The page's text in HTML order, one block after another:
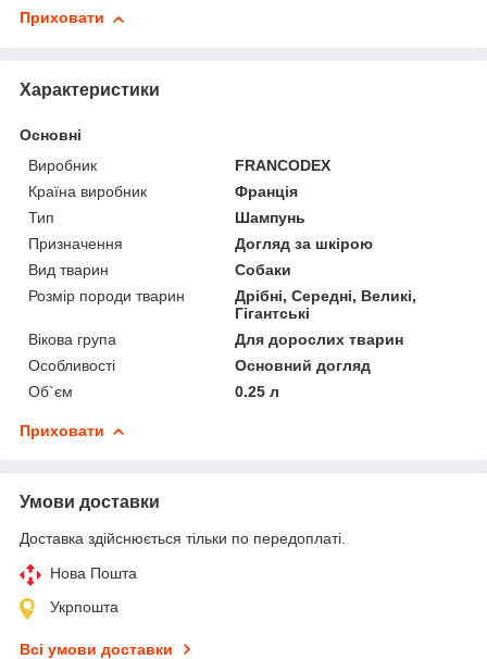
Приховати
Характеристики
Основні
Виробник
FRANCODEX
Країна виробник
Франція
Тип
Шампунь
Призначення
Догляд за шкірою
Вид тварин
Собаки
Розмір породи тварин
Дрібні, Середні, Великі,
Гігантські
Вікова група
Для дорослих тварин
Особливості
Основний догляд
Об`єм
0.25 л
Приховати
Умови доставки
Доставка здійснюється тільки по передоплаті.
Нова Пошта
Укрпошта
Всі умови доставки